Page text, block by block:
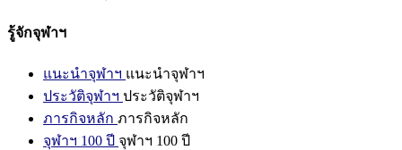
รู้จักจุฬาฯ
แนะนำจุฬาฯ แนะนำจุฬาฯ
ประวัติจุฬาฯ ประวัติจุฬาฯ
ภารกิจหลัก ภารกิจหลัก
จุฬาฯ 100 ปี จุฬาฯ 100 ปี